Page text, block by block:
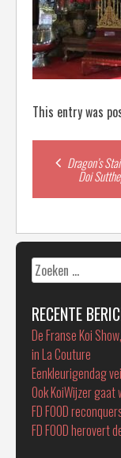
This entry was
PostDragon’s
Doi
Zoeken
naar:
RECENTE
De Franse Koi
in La Couture
Eenkleurigendag
Ook KoiWijzer gaat
FD FOOD
FD FOOD herovert